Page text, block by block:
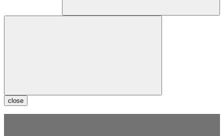
close